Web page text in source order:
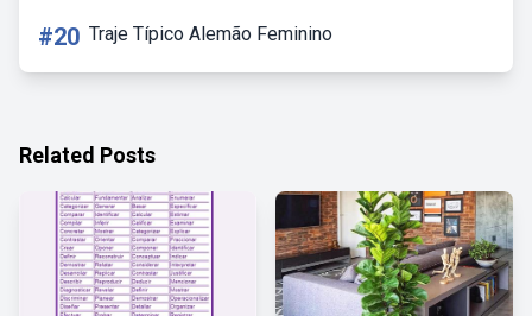
#20 Traje Típico Alemão Feminino
Related Posts